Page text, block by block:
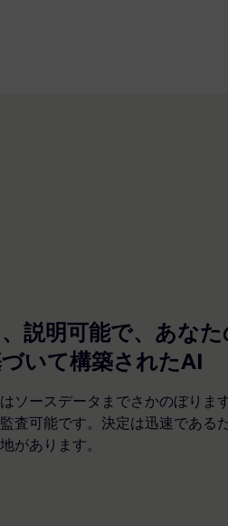
説明可能で、あな
いて構築されたAI
ソースデータまでさかのぼりま
査可能です。決定は迅速である
があります。